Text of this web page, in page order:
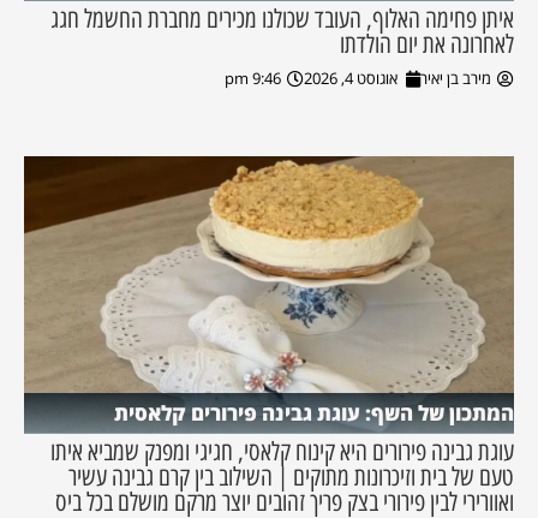
איתן פחימה האלוף, העובד שכולנו מכירים מחברת החשמל חגג
לאחרונה את יום הולדתו
מירב בן יאיר אוגוסט 4, 2026 9:46 pm
המתכון של השף: עוגת גבינה פירורים קלאסית
עוגת גבינה פירורים היא קינוח קלאסי, חגיגי ומפנק שמביא איתו
טעם של בית וזיכרונות מתוקים | השילוב בין קרם גבינה עשיר
ואוורירי לבין פירורי בצק פריך זהובים יוצר מרקם מושלם בכל ביס